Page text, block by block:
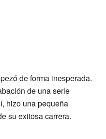
de forma inesperada.
de una serie
hizo una pequeña
su exitosa carrera.